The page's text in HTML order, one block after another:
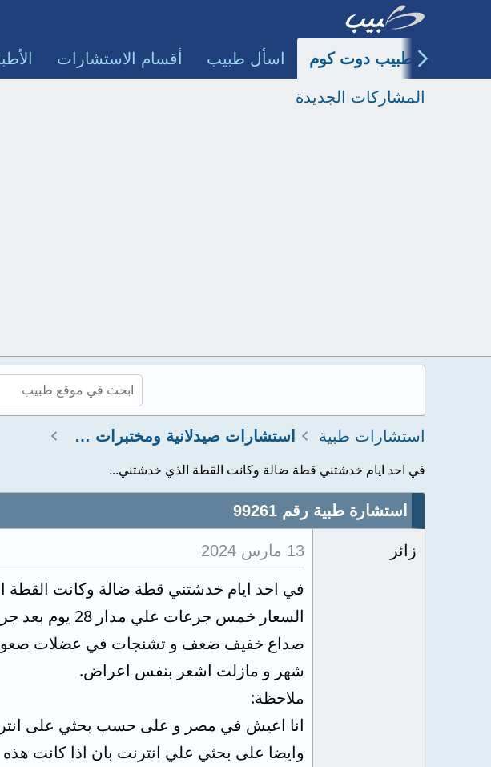
طبيب دوت كوم اسأل طبيب أقسام الاستشارات
المشاركات الجديدة
استشارات طبية استشارات صيدلانية ومختبرات طبية
في احد ايام خدشتني قطة ضالة وكانت القطة الذي خدشتني...
استشارة طبية رقم 99261
زائر 13 مارس 2024
في احد ايام خدشتني قطة ضالة وكانت القطة
السعار خمس
صداع خفيف ضعف و تشنجات في عضلات
شهر و مازلت اشعر بنفس اعراض.
ملاحظة:
انا اعيش في مصر و على حسب بحثي على
وايضا على بحثي علي انترنت بان اذا كانت